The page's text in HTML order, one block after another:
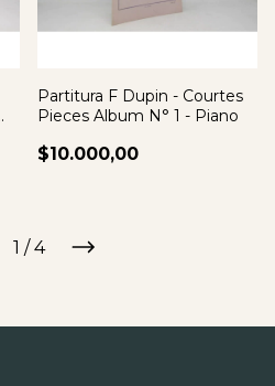
Partitura F Dupin - Courtes
Pieces Album N° 1 - Piano
$10.000,00
1 / 4